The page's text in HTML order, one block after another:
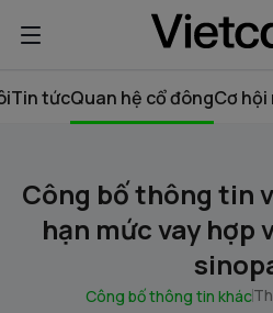
Tin tứcQuan hệ cổ đôngCơ
Công bố thông tin
hạn mức vay hợp
Công bố thông tin khác